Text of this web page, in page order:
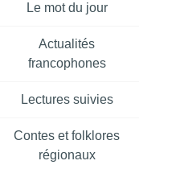
Le mot du jour
Actualités
francophones
Lectures suivies
Contes et folklores
régionaux